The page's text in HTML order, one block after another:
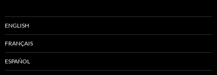
ENGLISH
FRANÇAIS
ESPAÑOL